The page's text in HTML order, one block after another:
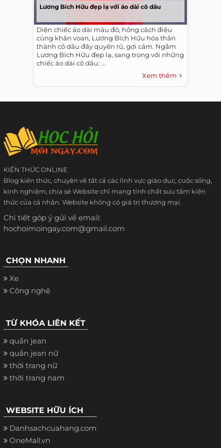
Lương Bích Hữu đẹp lạ với áo dài cô dâu
Diện chiếc áo dài màu đỏ, hồng cách điệu
cùng khăn voan, Lương Bích Hữu hóa thân
thành cô dâu đầy quyến rũ, gợi cảm. Ngắm
Lương Bích Hữu đẹp lạ, sang trọng với những
chiếc áo dài cô dâu: ...
Xem thêm
KIẾN THỨC ONLINE
Blog kiến thức, chuyên về tất cả các lĩnh vực giáo dục, cuộc sống,
kinh nghiệm, chia sẻ Website chỉ mang tính chất sưu tầm kiến
thức của cá nhân. Website không có giá trị thương mại.
Chi tiết góp ý gửi về email:
hochoimoingay.com@gmail.com
CHỌN NHANH
Xe
Công nghệ
TỪ KHÓA LIÊN KẾT
quần jean
quần jean nữ
thời trang nữ
thời trang nam
WEBSITE HỮU ÍCH
Danhsachcuahang.com
OneMall.vn